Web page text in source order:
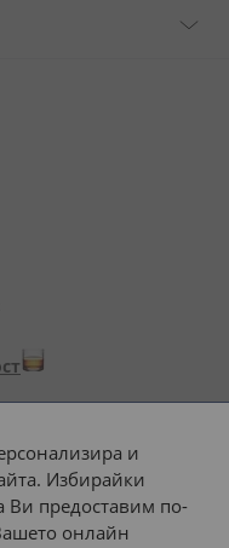
и
Избирайки
Ви предоставим по-
онлайн